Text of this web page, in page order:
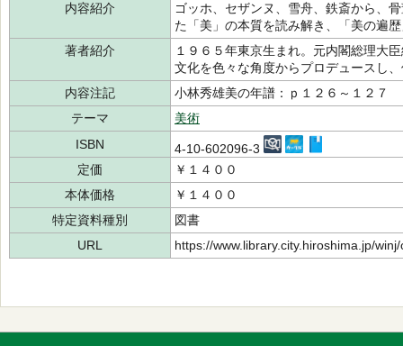
内容紹介
ゴッホ、セザンヌ、雪舟、鉄斎から、
た「美」の本質を読み解き、「美の遍
著者紹介
１９６５年東京生まれ。元内閣総理大
文化を色々な角度からプロデュースし
内容注記
小林秀雄美の年譜：ｐ１２６～１２７
テーマ
美術
ISBN
4-10-602096-3
定価
￥１４００
本体価格
￥１４００
特定資料種別
図書
URL
https://www.library.city.hiroshima.jp/